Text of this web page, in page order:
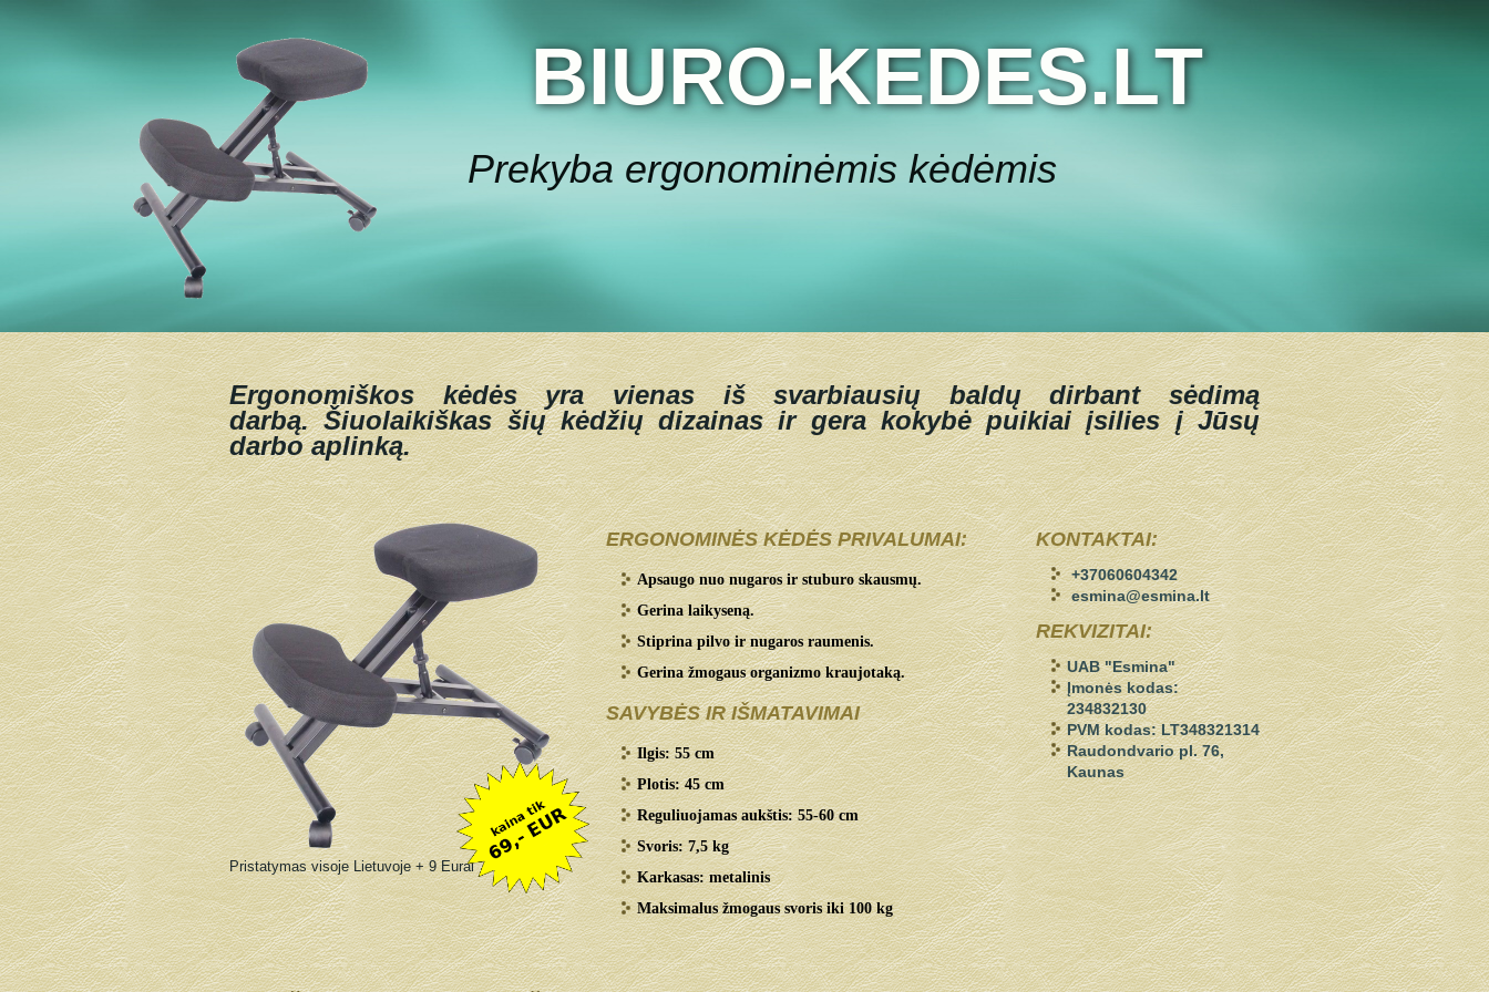
BIURO-KEDES.LT
Prekyba ergonominėmis kėdėmis
Ergonomiškos kėdės yra vienas iš svarbiausių baldų dirbant sėdimą
darbą.Šiuolaikiškas šių kėdžių dizainas ir gera kokybė puikiai įsilies į Jūsų
darbo aplinką.
Pristatymas visoje Lietuvoje + 9 Eurai
ERGONOMINĖS KĖDĖS PRIVALUMAI:
Apsaugo nuo nugaros ir stuburo skausmų.
Gerina laikyseną.
Stiprina pilvo ir nugaros raumenis.
Gerina žmogaus organizmo kraujotaką.
SAVYBĖS IR IŠMATAVIMAI
Ilgis: 55 cm
Plotis: 45 cm
Reguliuojamas aukštis: 55-60 cm
Svoris: 7,5 kg
Karkasas: metalinis
Maksimalus žmogaus svoris iki 100 kg
KONTAKTAI:
+37060604342
esmina@esmina.lt
REKVIZITAI:
UAB "Esmina"
Įmonės kodas:
234832130
PVM kodas: LT348321314
Raudondvario pl. 76,
Kaunas